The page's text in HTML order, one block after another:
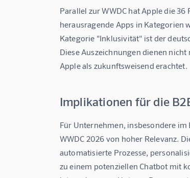
Parallel zur WWDC hat Apple die
herausragende Apps in Kategorien
Kategorie "Inklusivität" ist der
Diese Auszeichnungen dienen
Apple als zukunftsweisend erachtet.
Implikationen für die
Für Unternehmen, insbesondere
WWDC 2026 von hoher Relevanz.
automatisierte Prozesse,
zu einem potenziellen Chatbot mit